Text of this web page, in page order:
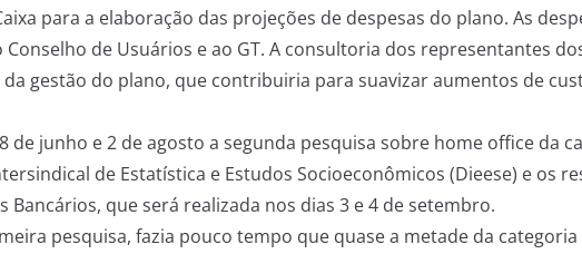
para a elaboração das projeções de despesas do plano. As
de Usuários e ao GT. A consultoria dos representantes
gestão do plano, que contribuiria para suavizar aumentos de
junho e 2 de agosto a segunda pesquisa sobre home office da
de Estatística e Estudos Socioeconômicos (Dieese) e os
que será realizada nos dias 3 e 4 de setembro.
pesquisa, fazia pouco tempo que quase a metade da